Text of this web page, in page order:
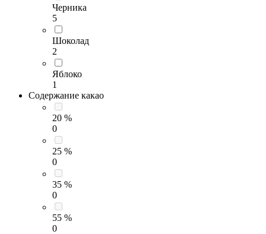
Черника
5
Шоколад
2
Яблоко
1
Содержание какао
20 %
0
25 %
0
35 %
0
55 %
0